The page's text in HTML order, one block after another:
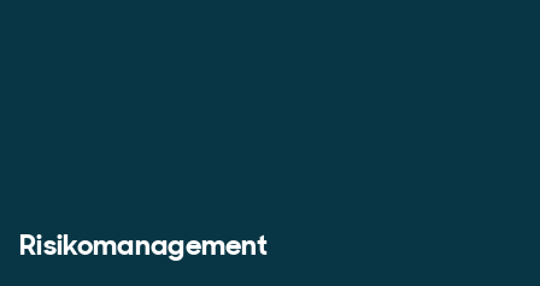
Risikomanagement